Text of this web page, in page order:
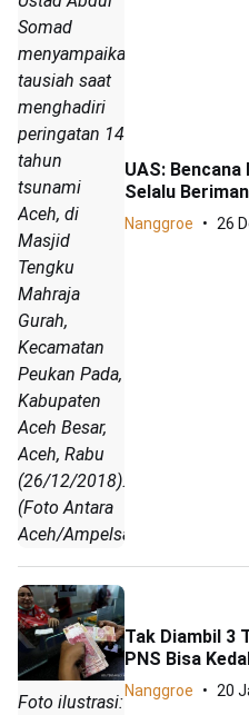
Somad
menyampaikan
tausiah saat
menghadiri
peringatan 14
tahun
tsunami
Aceh, di
Masjid
Tengku
Mahraja
Gurah,
Kecamatan
Peukan Pada,
Kabupaten
Aceh Besar,
Aceh, Rabu
(26/12/2018).
(Foto Antara
Aceh/Ampelsa).
UAS:
Selalu
Nanggroe 26
Foto ilustrasi:
Tak Diambil 3
PNS Bisa
Nanggroe 20